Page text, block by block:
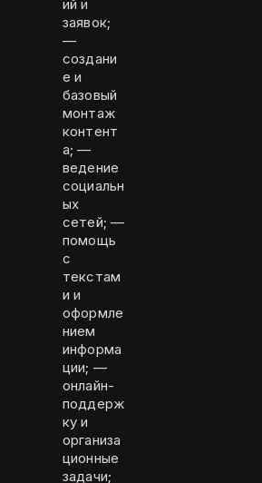
ий и
заявок;
—
создани
е и
базовый
монтаж
контент
а; —
ведение
социальн
ых
сетей; —
помощь
с
текстам
и и
оформле
нием
информа
ции; —
онлайн-
поддерж
ку и
организа
ционные
задачи;